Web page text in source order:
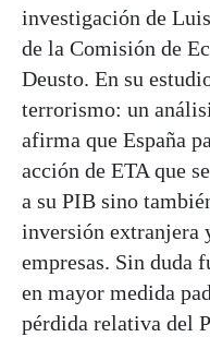
investigación de
de la Comisión de
Deusto. En su
terrorismo: un
afirma que España
acción de ETA que
a su PIB sino
inversión extranjera
empresas. Sin duda
en mayor medida
pérdida relativa del